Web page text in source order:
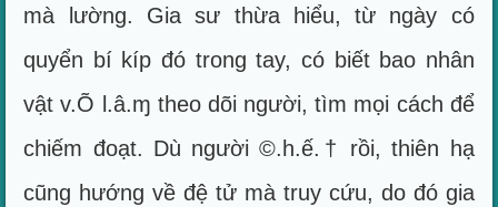
mà lường. Gia sư thừa hiểu, từ ngày có
quyển bí kíp đó trong tay, có biết bao nhân
vật v.Õ l.â.ɱ theo dõi người, tìm mọi cách để
chiếm đoạt. Dù người ©.h.ế.† rồi, thiên hạ
cũng hướng về đệ tử mà truy cứu, do đó gia